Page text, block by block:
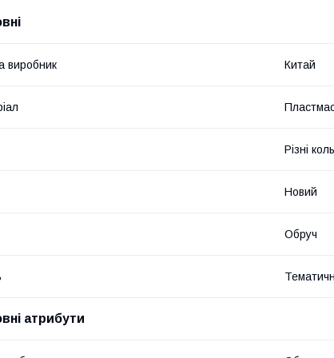
виробник Китай
Різні
Новий
Обруч
атрибути